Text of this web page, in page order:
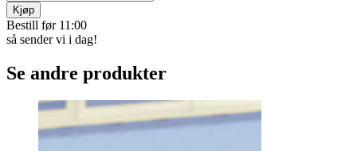
Kjøp
Bestill før 11:00
så sender vi i dag!
Se andre produkter